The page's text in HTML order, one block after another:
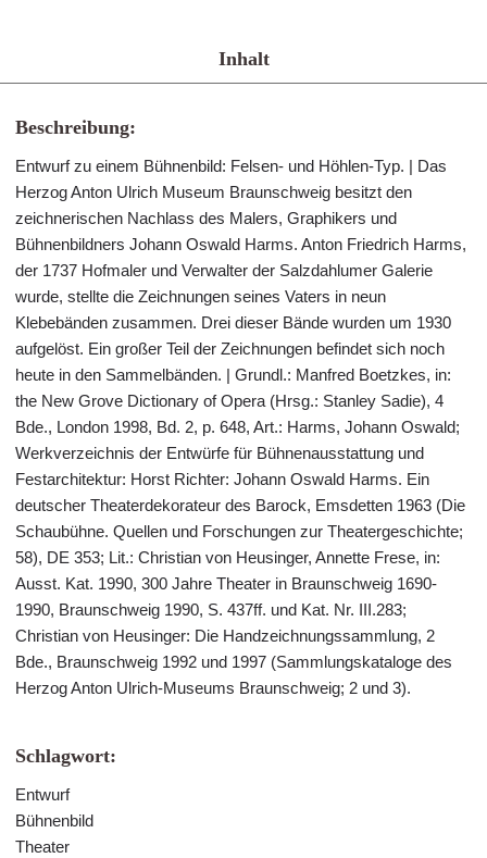
Inhalt
Beschreibung:
Entwurf zu einem Bühnenbild: Felsen- und Höhlen-Typ. | Das
Herzog Anton Ulrich Museum Braunschweig besitzt den
zeichnerischen Nachlass des Malers, Graphikers und
Bühnenbildners Johann Oswald Harms. Anton Friedrich Harms,
der 1737 Hofmaler und Verwalter der Salzdahlumer Galerie
wurde, stellte die Zeichnungen seines Vaters in neun
Klebebänden zusammen. Drei dieser Bände wurden um 1930
aufgelöst. Ein großer Teil der Zeichnungen befindet sich noch
heute in den Sammelbänden. | Grundl.: Manfred Boetzkes, in:
the New Grove Dictionary of Opera (Hrsg.: Stanley Sadie), 4
Bde., London 1998, Bd. 2, p. 648, Art.: Harms, Johann Oswald;
Werkverzeichnis der Entwürfe für Bühnenausstattung und
Festarchitektur: Horst Richter: Johann Oswald Harms. Ein
deutscher Theaterdekorateur des Barock, Emsdetten 1963 (Die
Schaubühne. Quellen und Forschungen zur Theatergeschichte;
58), DE 353; Lit.: Christian von Heusinger, Annette Frese, in:
Ausst. Kat. 1990, 300 Jahre Theater in Braunschweig 1690-
1990, Braunschweig 1990, S. 437ff. und Kat. Nr. III.283;
Christian von Heusinger: Die Handzeichnungssammlung, 2
Bde., Braunschweig 1992 und 1997 (Sammlungskataloge des
Herzog Anton Ulrich-Museums Braunschweig; 2 und 3).
Schlagwort:
Entwurf
Bühnenbild
Theater